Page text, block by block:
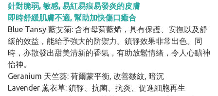
針對脆弱, 敏感, 易紅易痕易發炎的皮膚
即時舒緩肌膚不適, 幫助加快傷口癒合
Blue Tansy 藍艾菊: 含有母菊藍烯，具有保護、安撫以及舒
緩的效益，能給予強大的防禦力。鎮靜效果非常出色。同
時，亦散發出甜美清新的香氣，有助放鬆情緒，令人心矌神
怡神。
Geranium 天竺葵: 荷爾蒙平衡, 改善皺紋, 暗沉
Lavender 薰衣草: 鎮靜、抗菌、抗炎、促進細胞再生